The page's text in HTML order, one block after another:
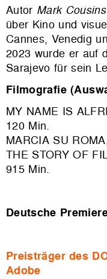
Autor Mark Cousins
über Kino und
Cannes, Venedig
2023 wurde er auf
Sarajevo für sein
Filmografie
MY NAME IS
120 Min.
MARCIA SU
THE STORY OF
915 Min.
Deutsche
Preisträger des
Adobe